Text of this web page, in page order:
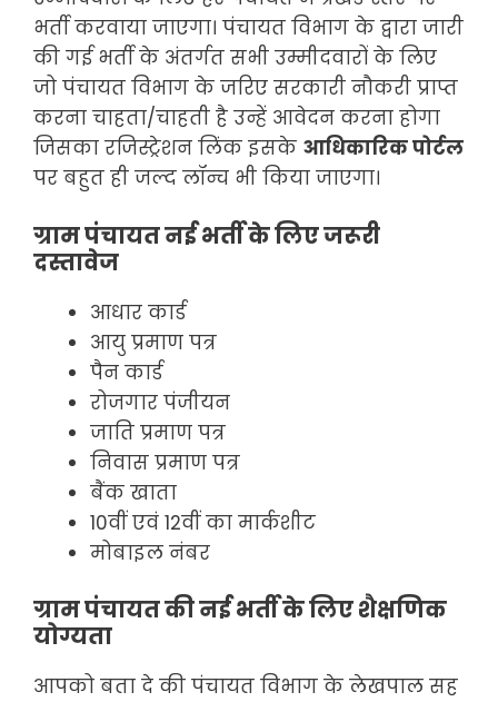
भर्ती करवाया जाएगा। पंचायत विभाग के द्वारा जारी
की गई भर्ती के अंतर्गत सभी उम्मीदवारों के लिए
जो पंचायत विभाग के जरिए सरकारी नौकरी प्राप्त
करना चाहता/चाहती है उन्हें आवेदन करना होगा
जिसका रजिस्ट्रेशन लिंक इसके आधिकारिक पोर्टल
पर बहुत ही जल्द लॉन्च भी किया जाएगा।
ग्राम पंचायत नई भर्ती के लिए जरूरी
दस्तावेज
आधार कार्ड
आयु प्रमाण पत्र
पैन कार्ड
रोजगार पंजीयन
जाति प्रमाण पत्र
निवास प्रमाण पत्र
बैंक खाता
10वीं एवं 12वीं का मार्कशीट
मोबाइल नंबर
ग्राम पंचायत की नई भर्ती के लिए शैक्षणिक
योग्यता
आपको बता दे की पंचायत विभाग के लेखपाल सह